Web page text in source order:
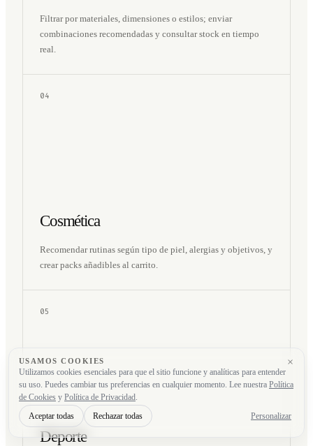
Filtrar por materiales, dimensiones o estilos; enviar
combinaciones recomendadas y consultar stock en tiempo
real.
04
Cosmética
Recomendar rutinas según tipo de piel, alergias y objetivos, y
crear packs añadibles al carrito.
05
Deporte
USAMOS COOKIES
Utilizamos cookies esenciales para que el sitio funcione y analíticas para entender
su uso. Puedes cambiar tus preferencias en cualquier momento. Lee nuestra Política
de Cookies y Política de Privacidad.
Aceptar todas
Rechazar todas Personalizar
×